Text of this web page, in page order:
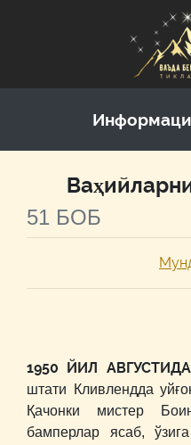
51 БОБ
1950 ЙИЛ АВГУСТИДА
штати Кливлендда
Қачонки мистер
бамперлар ясаб,